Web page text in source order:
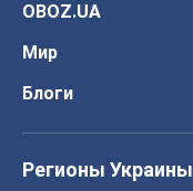
OBOZ.UA
Мир
Блоги
Регионы Украины